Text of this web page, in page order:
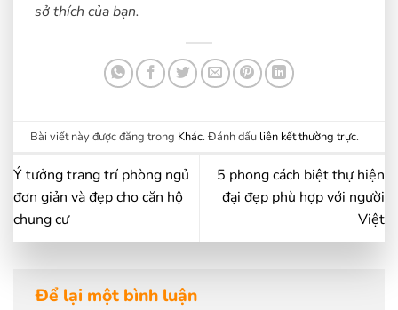
sở thích của bạn.
Bài viết này được đăng trong Khác. Đánh dấu liên kết thường trực.
Ý tưởng trang trí phòng ngủ
đơn giản và đẹp cho căn hộ
chung cư
5 phong cách biệt thự hiện
đại đẹp phù hợp với người
Việt
Để lại một bình luận